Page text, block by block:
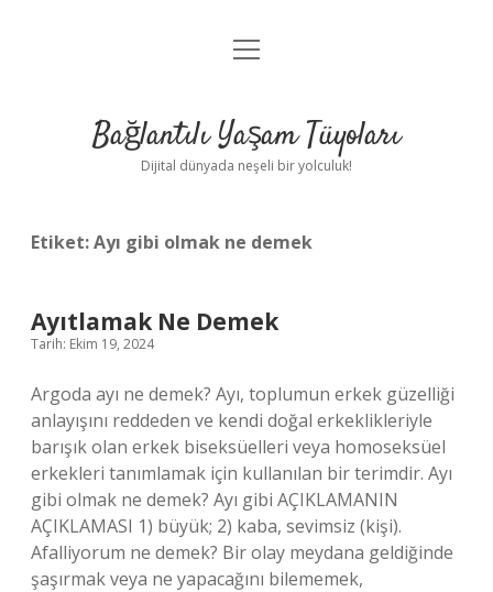
Anasayfa
Yasal Uyarı
menüyü
Bağlantılı Yaşam Tüyoları
Dijital dünyada neşeli bir yolculuk!
Etiket:Ayı gibi olmak ne demek
Ayıtlamak Ne Demek
Tarih: Ekim 19, 2024
Argoda ayı ne demek? Ayı, toplumun erkek güzelliği
anlayışını reddeden ve kendi doğal erkeklikleriyle
barışık olan erkek biseksüelleri veya homoseksüel
erkekleri tanımlamak için kullanılan bir terimdir. Ayı
gibi olmak ne demek? Ayı gibi AÇIKLAMANIN
AÇIKLAMASI 1) büyük; 2) kaba, sevimsiz (kişi).
Afalliyorum ne demek? Bir olay meydana geldiğinde
şaşırmak veya ne yapacağını bilememek,